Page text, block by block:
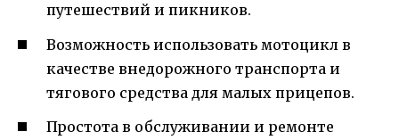
путешествий и пикников.
Возможность использовать мотоцикл в
качестве внедорожного транспорта и
тягового средства для малых прицепов.
Простота в обслуживании и ремонте